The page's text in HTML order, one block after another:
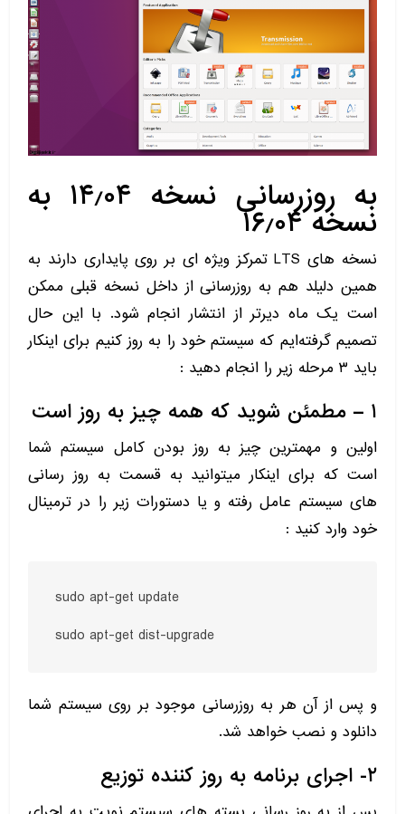
به روزرسانی نسخه ۱۴٫۰۴ به
نسخه ۱۶٫۰۴
نسخه های LTS تمرکز ویژه ای بر روی پایداری دارند به
همین دلیلد هم به روزرسانی از داخل نسخه قبلی ممکن
است یک ماه دیرتر از انتشار انجام شود. با این حال
تصمیم گرفته‌ایم که سیستم خود را به روز کنیم برای اینکار
باید ۳ مرحله زیر را انجام دهید :
۱ – مطمئن شوید که همه چیز به روز است
اولین و مهمترین چیز به روز بودن کامل سیستم شما
است که برای اینکار میتوانید به قسمت به روز رسانی
های سیستم عامل رفته و یا دستورات زیر را در ترمینال
خود وارد کنید :
sudo apt-get update
sudo apt-get dist-upgrade
و پس از آن هر به روزرسانی موجود بر روی سیستم شما
دانلود و نصب خواهد شد.
۲- اجرای برنامه به روز کننده توزیع